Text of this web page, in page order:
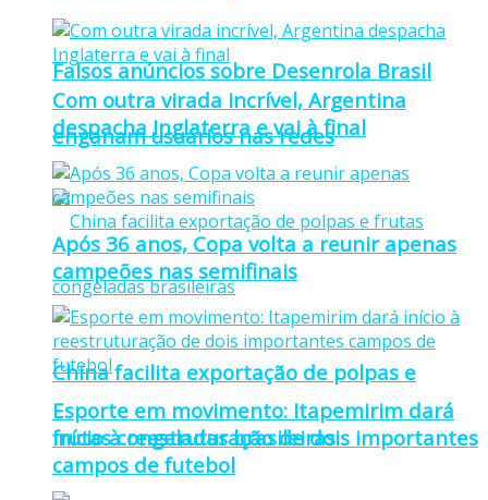
Falsos anúncios sobre Desenrola Brasil
enganam usuários nas redes
China facilita exportação de polpas e
frutas congeladas brasileiras
Com outra virada incrível, Argentina
despacha Inglaterra e vai à final
Após 36 anos, Copa volta a reunir apenas
campeões nas semifinais
Esporte em movimento: Itapemirim dará
início à reestruturação de dois importantes
campos de futebol